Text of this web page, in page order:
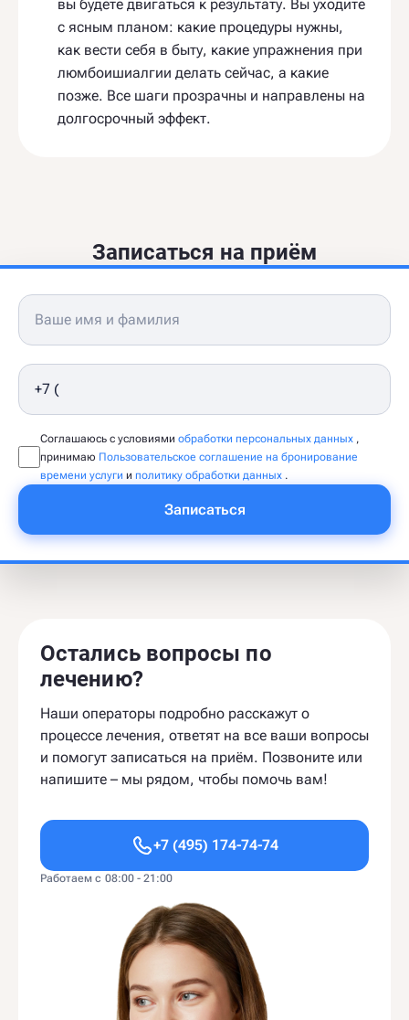
вы будете двигаться к результату. Вы уходите
с ясным планом: какие процедуры нужны,
как вести себя в быту, какие упражнения при
люмбоишиалгии делать сейчас, а какие
позже. Все шаги прозрачны и направлены на
долгосрочный эффект.
Записаться на приём
Соглашаюсь с условиями обработки персональных данных ,
принимаю Пользовательское соглашение на бронирование
времени услуги и политику обработки данных .
Записаться
Остались вопросы по
лечению?
Наши операторы подробно расскажут о
процессе лечения, ответят на все ваши вопросы
и помогут записаться на приём. Позвоните или
напишите – мы рядом, чтобы помочь вам!
+7 (495) 174-74-74
Работаем с 08:00 - 21:00